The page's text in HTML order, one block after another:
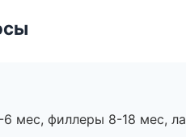
6 мес, филлеры 8-18 мес,